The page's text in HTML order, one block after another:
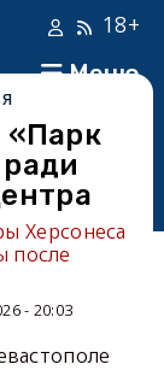
Меню
18+
«Парк
Херсонеса
после
- 20:03